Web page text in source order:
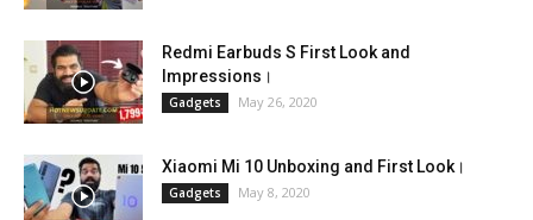
Redmi Earbuds S First Look and
Impressions।
Gadgets May 26, 2020
Xiaomi Mi 10 Unboxing and First Look।
Gadgets May 8, 2020